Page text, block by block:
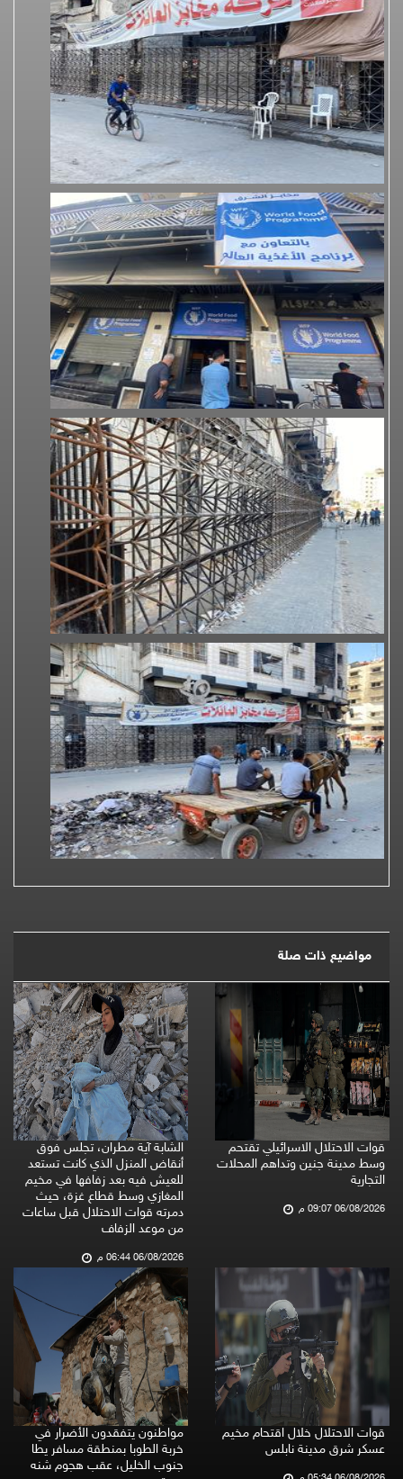
مواضيع ذات صلة
قوات الاحتلال الاسرائيلي تقتحم
وسط مدينة جنين وتداهم المحلات
التجارية
06/08/2026 09:07 م
الشابة آية مطران، تجلس فوق
أنقاض المنزل الذي كانت تستعد
للعيش فيه بعد زفافها في مخيم
المغازي وسط قطاع غزة، حيث
دمرته قوات الاحتلال قبل ساعات
من موعد الزفاف
06/08/2026 06:44 م
قوات الاحتلال خلال اقتحام مخيم
عسكر شرق مدينة نابلس
مواطنون يتفقدون الأضرار في
خربة الطوبا بمنطقة مسافر يطا
جنوب الخليل، عقب هجوم شنه